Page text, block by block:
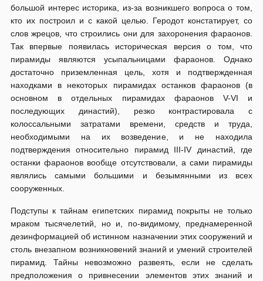
большой интерес историка, из-за возникшего вопроса о том,
кто их построил и с какой целью. Геродот констатирует, со
слов жрецов, что строились они для захоронения фараонов.
Так впервые появилась историческая версия о том, что
пирамиды являются усыпальницами фараонов. Однако
достаточно приземленная цель, хотя и подтвержденная
находками в некоторых пирамидах останков фараонов (в
основном в отдельных пирамидах фараонов V-VI и
последующих династий), резко контрастировала с
колоссальными затратами времени, средств и труда,
необходимыми на их возведение, и не находила
подтверждения относительно пирамид III-IV династий, где
останки фараонов вообще отсутствовали, а сами пирамиды
являлись самыми большими и безымянными из всех
сооруженных.
Подступы к тайнам египетских пирамид покрыты не только
мраком тысячелетий, но и, по-видимому, преднамеренной
дезинформацией об истинном назначении этих сооружений и
столь внезапном возникновений знаний и умений строителей
пирамид. Тайны невозможно развеять, если не сделать
предположения о привнесении элементов этих знаний и